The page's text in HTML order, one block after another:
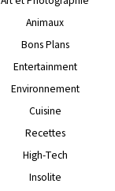
Animaux
Bons Plans
Entertainment
Environnement
Cuisine
Recettes
High-Tech
Insolite